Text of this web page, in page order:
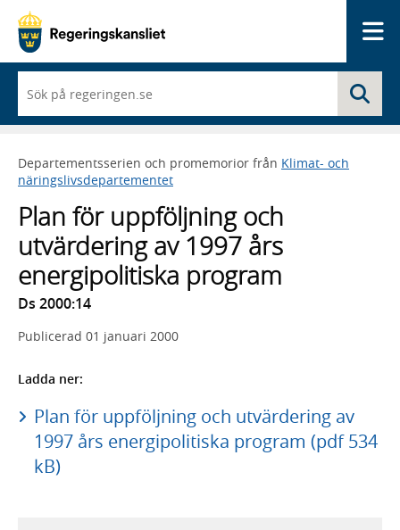
du
börjar
skriva
framträder
en
med
sökförslag
Departementsserien och promemorior från Klimat- och
näringslivsdepartementet
Plan för uppföljning och
utvärdering av 1997 års
energipolitiska program
Ds 2000:14
Publicerad 01 januari 2000
Ladda ner:
Plan för uppföljning och utvärdering av
1997 års energipolitiska program (pdf 534
kB)